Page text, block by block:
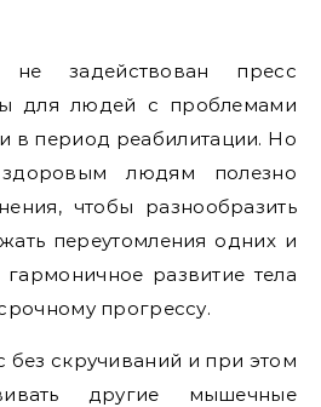
задействован пресс
для людей с проблемами
в период реабилитации. Но
людям полезно
чтобы разнообразить
переутомления одних и
развитие тела
прогрессу.
без скручиваний и при этом
другие мышечные